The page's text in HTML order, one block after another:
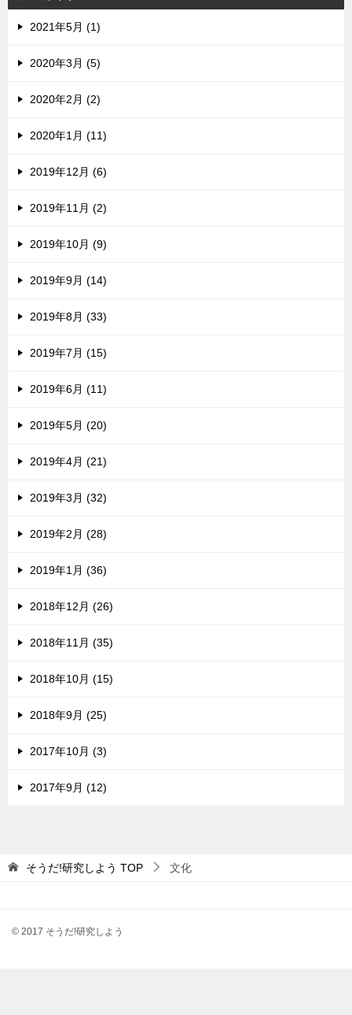
2021年5月 (1)
2020年3月 (5)
2020年2月 (2)
2020年1月 (11)
2019年12月 (6)
2019年11月 (2)
2019年10月 (9)
2019年9月 (14)
2019年8月 (33)
2019年7月 (15)
2019年6月 (11)
2019年5月 (20)
2019年4月 (21)
2019年3月 (32)
2019年2月 (28)
2019年1月 (36)
2018年12月 (26)
2018年11月 (35)
2018年10月 (15)
2018年9月 (25)
2017年10月 (3)
2017年9月 (12)
そうだ!研究しよう TOP 文化
© 2017 そうだ!研究しよう